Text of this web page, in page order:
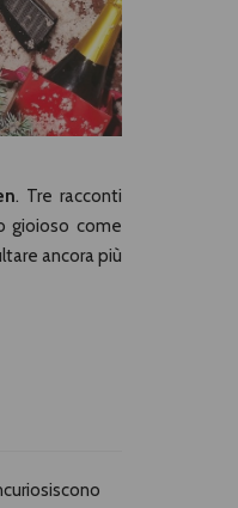
. Tre racconti
gioioso come
ancora più